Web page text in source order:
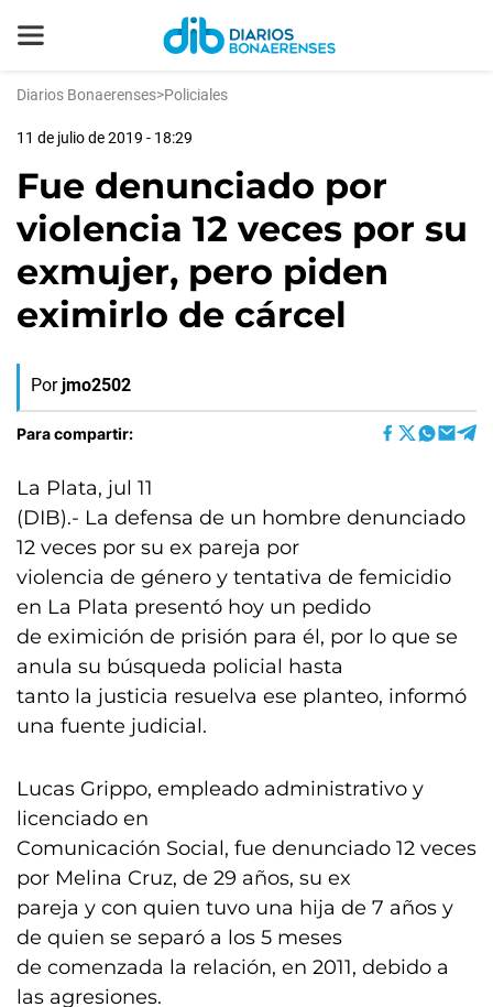
Diarios Bonaerenses>Policiales
11 de julio de 2019 - 18:29
Fue denunciado por
violencia 12 veces por su
exmujer, pero piden
eximirlo de cárcel
Por jmo2502
Para compartir:
La Plata, jul 11
(DIB).- La defensa de un hombre denunciado
12 veces por su ex pareja por
violencia de género y tentativa de femicidio
en La Plata presentó hoy un pedido
de eximición de prisión para él, por lo que se
anula su búsqueda policial hasta
tanto la justicia resuelva ese planteo, informó
una fuente judicial.
Lucas Grippo, empleado administrativo y
licenciado en
Comunicación Social, fue denunciado 12 veces
por Melina Cruz, de 29 años, su ex
pareja y con quien tuvo una hija de 7 años y
de quien se separó a los 5 meses
de comenzada la relación, en 2011, debido a
las agresiones.